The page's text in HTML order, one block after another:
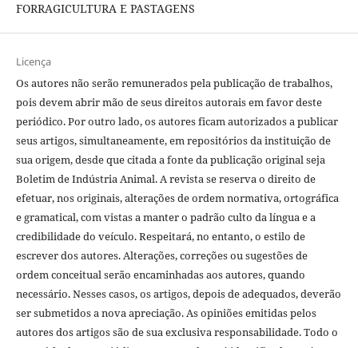
FORRAGICULTURA E PASTAGENS
Licença
Os autores não serão remunerados pela publicação de trabalhos,
pois devem abrir mão de seus direitos autorais em favor deste
periódico. Por outro lado, os autores ficam autorizados a publicar
seus artigos, simultaneamente, em repositórios da instituição de
sua origem, desde que citada a fonte da publicação original seja
Boletim de Indústria Animal. A revista se reserva o direito de
efetuar, nos originais, alterações de ordem normativa, ortográfica
e gramatical, com vistas a manter o padrão culto da língua e a
credibilidade do veículo. Respeitará, no entanto, o estilo de
escrever dos autores. Alterações, correções ou sugestões de
ordem conceitual serão encaminhadas aos autores, quando
necessário. Nesses casos, os artigos, depois de adequados, deverão
ser submetidos a nova apreciação. As opiniões emitidas pelos
autores dos artigos são de sua exclusiva responsabilidade. Todo o